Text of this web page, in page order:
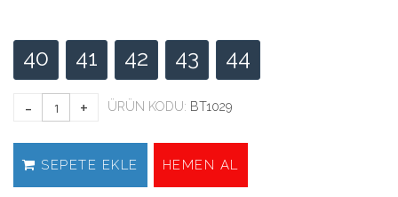
40 41 42 43 44
ÜRÜN KODU: BT1029
SEPETE EKLE HEMEN AL